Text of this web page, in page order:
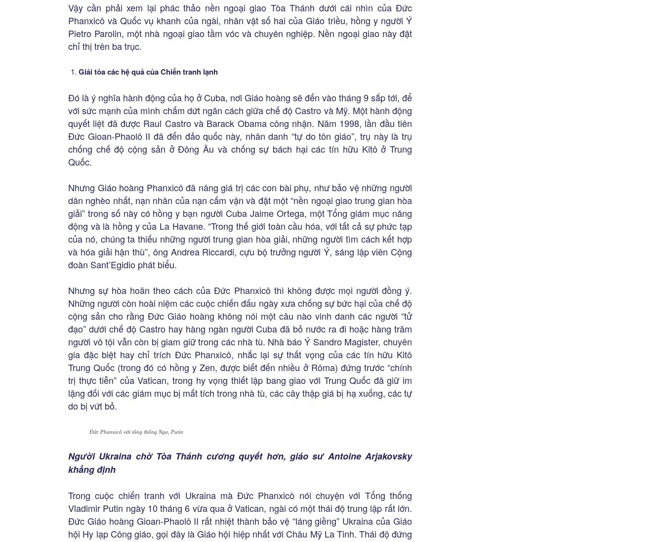
Vậy cần phải xem lại phác thảo nền ngoại giao Tòa Thánh dưới cái nhìn của Đức
Phanxicô và Quốc vụ khanh của ngài, nhân vật số hai của Giáo triều, hồng y người Ý
Pietro Parolin, một nhà ngoại giao tầm vóc và chuyên nghiệp. Nền ngoại giao này đặt
chỉ thị trên ba trục.
Giải tỏa các hệ quả của Chiến tranh lạnh
Đó là ý nghĩa hành động của họ ở Cuba, nơi Giáo hoàng sẽ đến vào tháng 9 sắp tới, để
với sức mạnh của mình chấm dứt ngăn cách giữa chế độ Castro và Mỹ. Một hành động
quyết liệt đã được Raul Castro và Barack Obama công nhận. Năm 1998, lần đầu tiên
Đức Gioan-Phaolô II đã đến đảo quốc này, nhân danh “tự do tôn giáo”, trụ này là trụ
chống chế độ cộng sản ở Đông Âu và chống sự bách hại các tín hữu Kitô ở Trung
Quốc.
Nhưng Giáo hoàng Phanxicô đã nâng giá trị các con bài phụ, như bảo vệ những người
dân nghèo nhất, nạn nhân của nạn cấm vận và đặt một “nền ngoại giao trung gian hòa
giải” trong số này có hồng y bạn người Cuba Jaime Ortega, một Tổng giám mục năng
động và là hồng y của La Havane. “Trong thế giới toàn cầu hóa, với tất cả sự phức tạp
của nó, chúng ta thiếu những người trung gian hòa giải, những người tìm cách kết hợp
và hóa giải hận thù”, ông Andrea Riccardi, cựu bộ trưởng người Ý, sáng lập viên Cộng
đoàn Sant’Egidio phát biểu.
Nhưng sự hòa hoãn theo cách của Đức Phanxicô thì không được mọi người đồng ý.
Những người còn hoài niệm các cuộc chiến đấu ngày xưa chống sự bức hại của chế độ
cộng sản cho rằng Đức Giáo hoàng không nói một câu nào vinh danh các người “tử
đạo” dưới chế độ Castro hay hàng ngàn người Cuba đã bỏ nước ra đi hoặc hàng trăm
người vô tội vẫn còn bị giam giữ trong các nhà tù. Nhà báo Ý Sandro Magister, chuyên
gia đặc biệt hay chỉ trích Đức Phanxicô, nhắc lại sự thất vọng của các tín hữu Kitô
Trung Quốc (trong đó có hồng y Zen, được biết đến nhiều ở Rôma) đứng trước “chính
trị thực tiễn” của Vatican, trong hy vọng thiết lập bang giao với Trung Quốc đã giữ im
lặng đối với các giám mục bị mất tích trong nhà tù, các cây thập giá bị hạ xuống, các tự
do bị vứt bỏ.
Đức Phanxicô với tổng thống Nga, Putin
Người Ukraina chờ Tòa Thánh cương quyết hơn, giáo sư Antoine Arjakovsky
khẳng định
Trong cuộc chiến tranh với Ukraina mà Đức Phanxicô nói chuyện với Tổng thống
Vladimir Putin ngày 10 tháng 6 vừa qua ở Vatican, ngài có một thái độ trung lập rất lớn.
Đức Giáo hoàng Gioan-Phaolô II rất nhiệt thành bảo vệ “láng giềng” Ukraina của Giáo
hội Hy lạp Công giáo, gọi đây là Giáo hội hiệp nhất với Châu Mỹ La Tinh. Thái độ đứng